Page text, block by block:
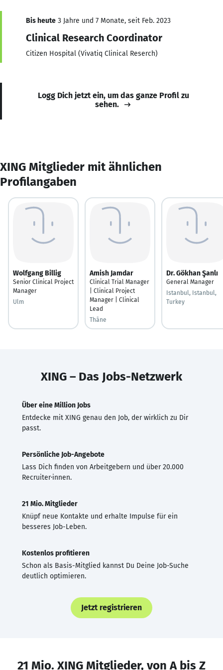
Bis heute 3 Jahre und 7 Monate, seit Feb. 2023
Clinical Research Coordinator
Citizen Hospital (Vivatiq Clinical Reserch)
Logg Dich jetzt ein, um das ganze Profil zu
sehen.
XING Mitglieder mit ähnlichen
Profilangaben
Wolfgang Billig
Senior Clinical Project
Manager
Ulm
Amish Jamdar
Clinical Trial Manager
| Clinical Project
Manager | Clinical
Lead
Thāne
Dr. Gökhan Şanlı
General Manager
Istanbul, Istanbul,
Turkey
XING – Das Jobs-Netzwerk
Über eine Million Jobs
Entdecke mit XING genau den Job, der wirklich zu Dir
passt.
Persönliche Job-Angebote
Lass Dich finden von Arbeitgebern und über 20.000
Recruiter·innen.
21 Mio. Mitglieder
Knüpf neue Kontakte und erhalte Impulse für ein
besseres Job-Leben.
Kostenlos profitieren
Schon als Basis-Mitglied kannst Du Deine Job-Suche
deutlich optimieren.
Jetzt registrieren
21 Mio. XING Mitglieder, von A bis Z